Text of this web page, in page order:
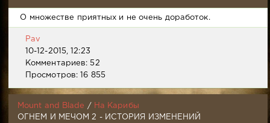
О множестве приятных и не очень доработок.
Pav
10-12-2015, 12:23
Комментариев: 52
Просмотров: 16 855
Mount and Blade /
На Карибы
ОГНЕМ И МЕЧОМ 2 - ИСТОРИЯ ИЗМЕНЕНИЙ